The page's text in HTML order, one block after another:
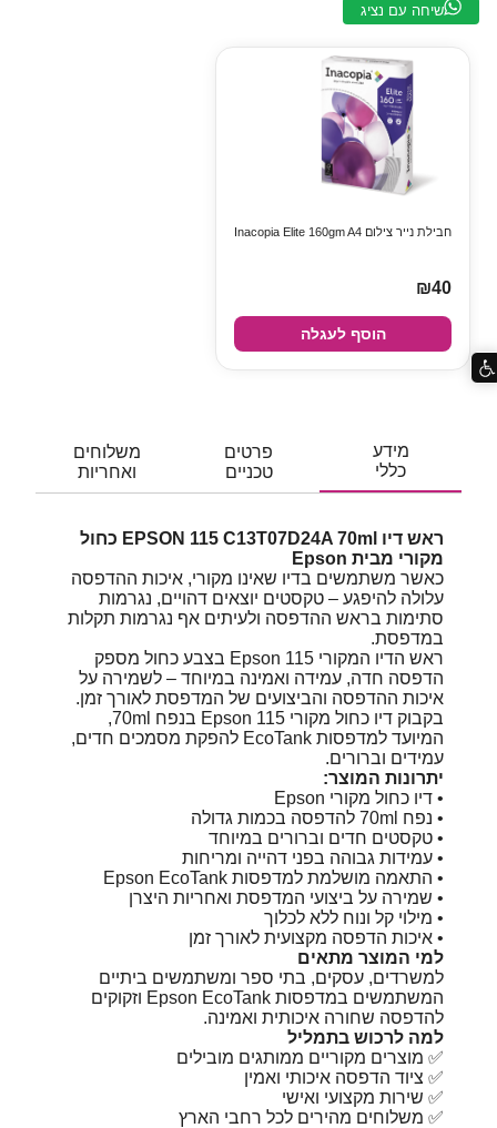
שיחה עם נציג
חבילת נייר צילום Inacopia Elite 160gm A4
₪40
הוסף לעגלה
מידע
כללי
פרטים
טכניים
משלוחים
ואחריות
ראש דיו EPSON 115 C13T07D24A ‎70ml כחול
מקורי מבית Epson
כאשר משתמשים בדיו שאינו מקורי, איכות ההדפסה
עלולה להיפגע – טקסטים יוצאים דהויים, נגרמות
סתימות בראש ההדפסה ולעיתים אף נגרמות תקלות
במדפסת.
ראש הדיו המקורי Epson 115 בצבע כחול מספק
הדפסה חדה, עמידה ואמינה במיוחד – לשמירה על
איכות ההדפסה והביצועים של המדפסת לאורך זמן.
בקבוק דיו כחול מקורי Epson 115 בנפח ‎70ml,
המיועד למדפסות EcoTank להפקת מסמכים חדים,
עמידים וברורים.
יתרונות המוצר:
• דיו כחול מקורי Epson
• נפח ‎70ml להדפסה בכמות גדולה
• טקסטים חדים וברורים במיוחד
• עמידות גבוהה בפני דהייה ומריחות
• התאמה מושלמת למדפסות Epson EcoTank
• שמירה על ביצועי המדפסת ואחריות היצרן
• מילוי קל ונוח ללא לכלוך
• איכות הדפסה מקצועית לאורך זמן
למי המוצר מתאים
למשרדים, עסקים, בתי ספר ומשתמשים ביתיים
המשתמשים במדפסות Epson EcoTank וזקוקים
להדפסה שחורה איכותית ואמינה.
למה לרכוש בתמליל
✅ מוצרים מקוריים ממותגים מובילים
✅ ציוד הדפסה איכותי ואמין
✅ שירות מקצועי ואישי
✅ משלוחים מהירים לכל רחבי הארץ